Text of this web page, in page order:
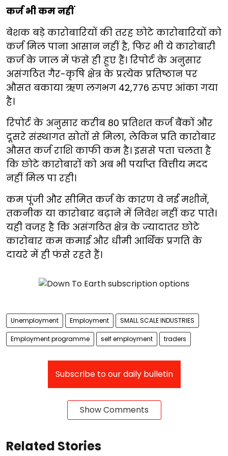
कर्ज भी कम नहीं
बेशक बड़े कारोबारियों की तरह छोटे कारोबारियों को
कर्ज मिल पाना आसान नहीं है, फिर भी ये कारोबारी
कर्ज के जाल में फंसे ही हुए हैं। रिपोर्ट के अनुसार
असंगठित गैर-कृषि क्षेत्र के प्रत्येक प्रतिष्ठान पर
औसत बकाया ऋण लगभग 42,776 रुपए आंका गया
है।
रिपोर्ट के अनुसार करीब 80 प्रतिशत कर्ज बैंकों और
दूसरे संस्थागत स्रोतों से मिला, लेकिन प्रति कारोबार
औसत कर्ज राशि काफी कम है। इससे पता चलता है
कि छोटे कारोबारों को अब भी पर्याप्त वित्तीय मदद
नहीं मिल पा रही।
कम पूंजी और सीमित कर्ज के कारण वे नई मशीनें,
तकनीक या कारोबार बढ़ाने में निवेश नहीं कर पाते।
यही वजह है कि असंगठित क्षेत्र के ज्यादातर छोटे
कारोबार कम कमाई और धीमी आर्थिक प्रगति के
दायरे में ही फंसे रहते हैं।
Unemployment Employment SMALL SCALE INDUSTRIES
Employment programme self employment traders
Subscribe to our daily bulletin
Show Comments
Related Stories